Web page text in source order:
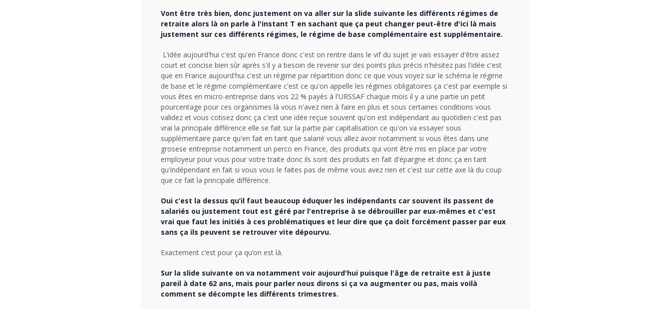
Vont être très bien, donc justement on va aller sur la slide suivante les différents régimes de
retraite alors là on parle à l'instant T en sachant que ça peut changer peut-être d'ici là mais
justement sur ces différents régimes, le régime de base complémentaire est supplémentaire.
L’idée aujourd'hui c'est qu'en France donc c'est on rentre dans le vif du sujet je vais essayer d'être assez
court et concise bien sûr après s'il y a besoin de revenir sur des points plus précis n'hésitez pas l'idée c'est
que en France aujourd'hui c'est un régime par répartition donc ce que vous voyez sur le schéma le régime
de base et le régime complémentaire c'est ce qu'on appelle les régimes obligatoires ça c'est par exemple si
vous êtes en micro-entreprise dans vos 22 % payés à l'URSSAF chaque mois il y a une partie un petit
pourcentage pour ces organismes là vous n'avez rien à faire en plus et sous certaines conditions vous
validez et vous cotisez donc ça c'est une idée reçue souvent qu'on est indépendant au quotidien c'est pas
vrai la principale différence elle se fait sur la partie par capitalisation ce qu'on va essayer sous
supplémentaire parce qu'en fait en tant que salarié vous allez avoir notamment si vous êtes dans une
grosese entreprise notamment un perco en France, des produits qui vont être mis en place par votre
employeur pour vous pour votre traite donc ils sont des produits en fait d'épargne et donc ça en tant
qu'indépendant en fait si vous vous le faites pas de même vous avez rien et c'est sur cette axe là du coup
que ce fait la principale différence.
Oui c’est la dessus qu’il faut beaucoup éduquer les indépendants car souvent ils passent de
salariés ou justement tout est géré par l'entreprise à se débrouiller par eux-mêmes et c'est
vrai que faut les initiés à ces problématiques et leur dire que ça doit forcément passer par eux
sans ça ils peuvent se retrouver vite dépourvu.
Exactement c’est pour ça qu’on est là.
Sur la slide suivante on va notamment voir aujourd'hui puisque l'âge de retraite est à juste
pareil à date 62 ans, mais pour parler nous dirons si ça va augmenter ou pas, mais voilà
comment se décompte les différents trimestres.